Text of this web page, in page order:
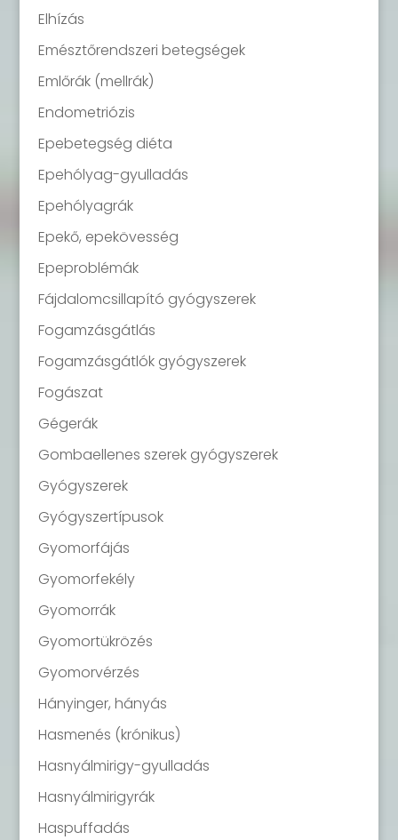
Elhízás
Emésztőrendszeri betegségek
Emlőrák (mellrák)
Endometriózis
Epebetegség diéta
Epehólyag-gyulladás
Epehólyagrák
Epekő, epekövesség
Epeproblémák
Fájdalomcsillapító gyógyszerek
Fogamzásgátlás
Fogamzásgátlók gyógyszerek
Fogászat
Gégerák
Gombaellenes szerek gyógyszerek
Gyógyszerek
Gyógyszertípusok
Gyomorfájás
Gyomorfekély
Gyomorrák
Gyomortükrözés
Gyomorvérzés
Hányinger, hányás
Hasmenés (krónikus)
Hasnyálmirigy-gyulladás
Hasnyálmirigyrák
Haspuffadás